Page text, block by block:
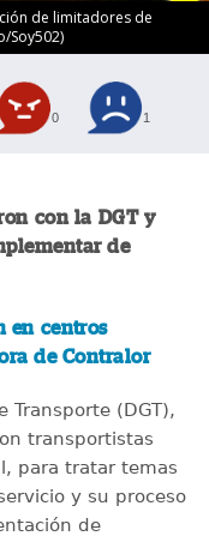
de limitadores de
Soy502)
0 1
con la DGT y
de
en centros
de Contralor
Transporte (DGT),
transportistas
para tratar temas
y su proceso
de